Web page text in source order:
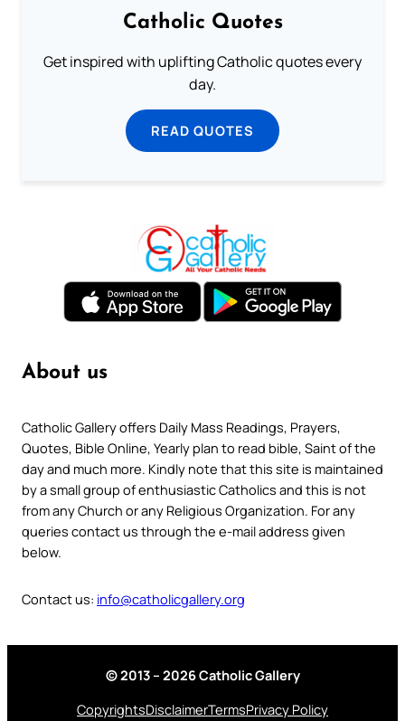
Catholic Quotes
Get inspired with uplifting Catholic quotes every
day.
READ QUOTES
About us
Catholic Gallery offers Daily Mass Readings, Prayers,
Quotes, Bible Online, Yearly plan to read bible, Saint of the
day and much more. Kindly note that this site is maintained
by a small group of enthusiastic Catholics and this is not
from any Church or any Religious Organization. For any
queries contact us through the e-mail address given
below.
Contact us: info@catholicgallery.org
© 2013 – 2026 Catholic Gallery
CopyrightsDisclaimerTermsPrivacy Policy